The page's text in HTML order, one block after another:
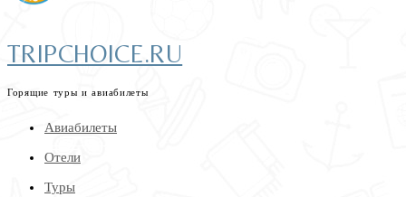
TRIPCHOICE.RU
Горящие туры и авиабилеты
Авиабилеты
Отели
Туры